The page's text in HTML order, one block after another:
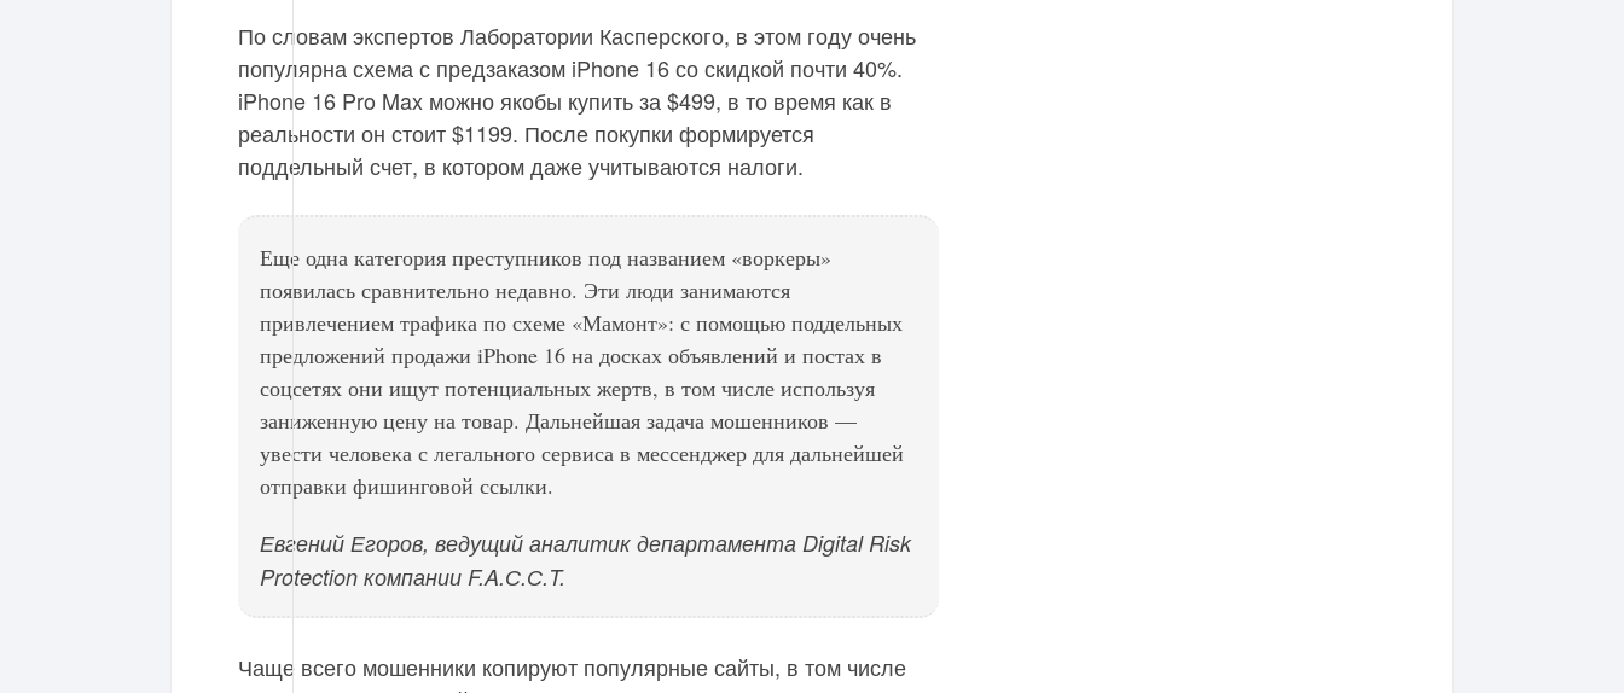
По словам экспертов Лаборатории Касперского, в этом году очень
популярна схема с предзаказом iPhone 16 со скидкой почти 40%.
iPhone 16 Pro Max можно якобы купить за $499, в то время как в
реальности он стоит $1199. После покупки формируется
поддельный счет, в котором даже учитываются налоги.
Еще одна категория преступников под названием «воркеры»
появилась сравнительно недавно. Эти люди занимаются
привлечением трафика по схеме «Мамонт»: с помощью поддельных
предложений продажи iPhone 16 на досках объявлений и постах в
соцсетях они ищут потенциальных жертв, в том числе используя
заниженную цену на товар. Дальнейшая задача мошенников —
увести человека с легального сервиса в мессенджер для дальнейшей
отправки фишинговой ссылки.
Евгений Егоров, ведущий аналитик департамента Digital Risk
Protection компании F.A.С.С.T.
Чаще всего мошенники копируют популярные сайты, в том числе